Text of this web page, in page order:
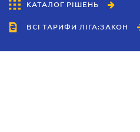
КАТАЛОГ РІШЕНЬ
ВСІ ТАРИФИ ЛІГА:ЗАКОН